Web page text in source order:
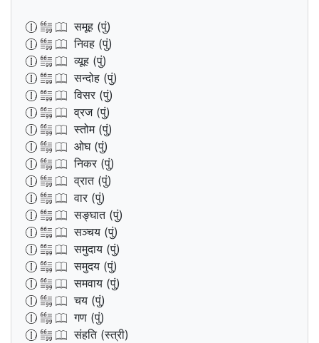
समूह (पुं)
निवह (पुं)
व्यूह (पुं)
सन्दोह (पुं)
विसर (पुं)
व्रज (पुं)
स्तोम (पुं)
ओघ (पुं)
निकर (पुं)
व्रात (पुं)
वार (पुं)
सङ्घात (पुं)
सञ्चय (पुं)
समुदाय (पुं)
समुदय (पुं)
समवाय (पुं)
चय (पुं)
गण (पुं)
संहति (स्त्री)